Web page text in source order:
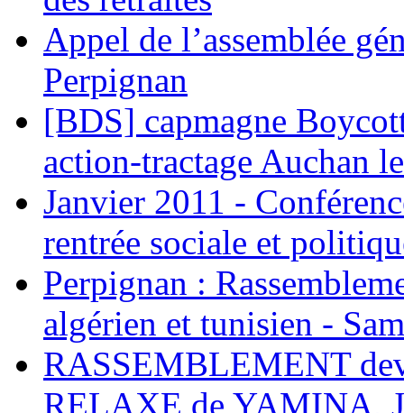
Appel de l’assemblée
Perpignan
[BDS] capmagne
action-tractage Auchan
Janvier 2011 -
rentrée sociale et
Perpignan :
algérien et tunisien -
RASSEMBLEMENT
RELAXE de YAMINA,